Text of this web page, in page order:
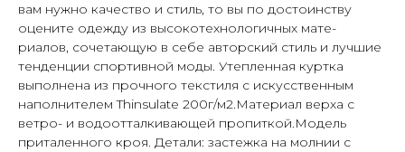
вам нужно качество и стиль, то вы по достоинству
оцените одежду из высокотехнологичных мате-
риалов, сочетающую в себе авторский стиль и лучшие
тенденции спортивной моды. Утепленная куртка
выполнена из прочного текстиля с искусственным
наполнителем Thinsulate 200г/м2.Материал верха с
ветро- и водоотталкивающей пропиткой.Модель
приталенного кроя. Детали: застежка на молнии с
Гарантия
качества
Быстрая
доставка
По РФ
и СНГ
Сотни отзывов
в соцсетях